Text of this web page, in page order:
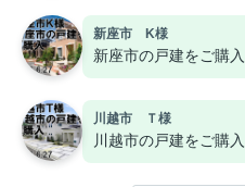
新座市 K様
新座市の戸建をご購
川越市 Ｔ様
川越市の戸建をご購